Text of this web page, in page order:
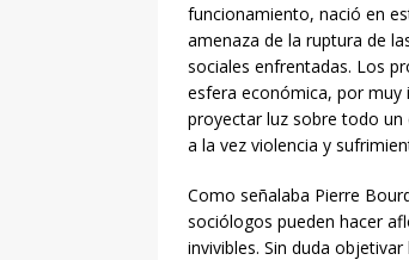
funcionamiento, nació en
amenaza de la ruptura de
sociales enfrentadas. Los
esfera económica, por muy
proyectar luz sobre todo un
a la vez violencia y
Como señalaba Pierre
sociólogos pueden hacer
invivibles. Sin duda